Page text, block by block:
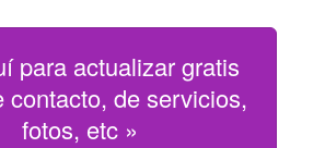
para actualizar gratis
contacto, de servicios,
fotos, etc »